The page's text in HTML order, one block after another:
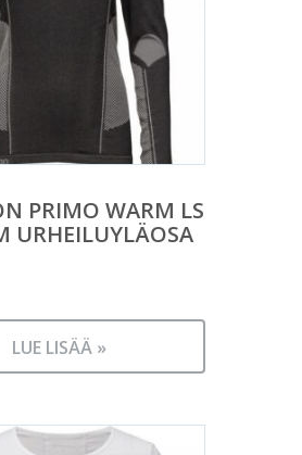
PRIMO WARM LS
URHEILUYLÄOSA
LUE LISÄÄ »